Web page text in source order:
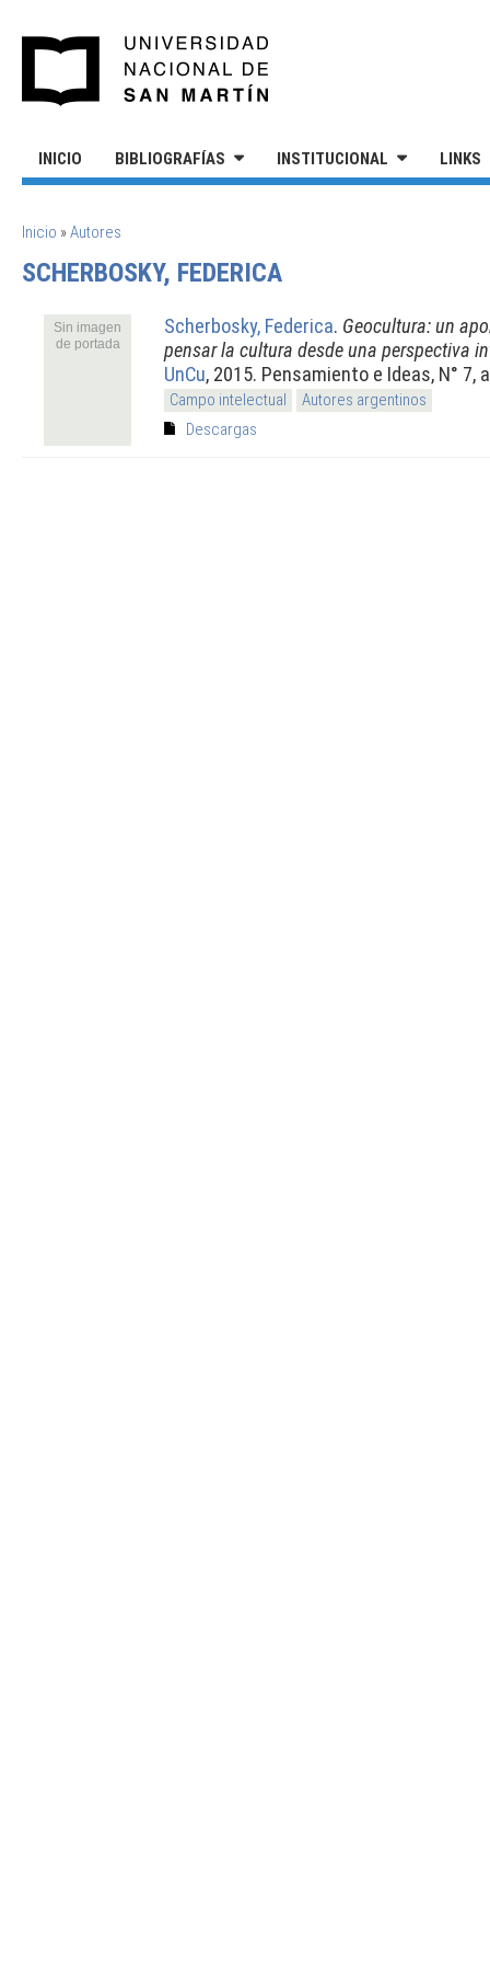
INICIO BIBLIOGRAFÍAS INSTITUCIONAL LINKS
SE ENCUENTRA USTED AQUÍ
Inicio »Autores
SCHERBOSKY, FEDERICA
Sin imagen
de portada
Scherbosky, Federica. Geocultura: un
pensar la cultura desde una perspectiva
UnCu, 2015. Pensamiento e Ideas, N° 7,
Campo intelectual
Autores argentinos
Descargas